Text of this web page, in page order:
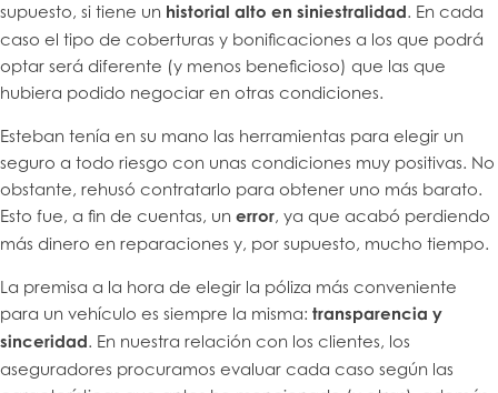
supuesto, si tiene un historial alto en siniestralidad. En cada
caso el tipo de coberturas y bonificaciones a los que podrá
optar será diferente (y menos beneficioso) que las que
hubiera podido negociar en otras condiciones.
Esteban tenía en su mano las herramientas para elegir un
seguro a todo riesgo con unas condiciones muy positivas. No
obstante, rehusó contratarlo para obtener uno más barato.
Esto fue, a fin de cuentas, un error, ya que acabó perdiendo
más dinero en reparaciones y, por supuesto, mucho tiempo.
La premisa a la hora de elegir la póliza más conveniente
para un vehículo es siempre la misma: transparencia y
sinceridad. En nuestra relación con los clientes, los
aseguradores procuramos evaluar cada caso según las